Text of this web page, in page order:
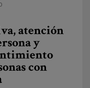
atención
y
con